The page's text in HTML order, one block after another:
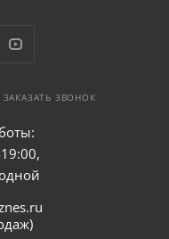
ЗАКАЗАТЬ ЗВОНОК